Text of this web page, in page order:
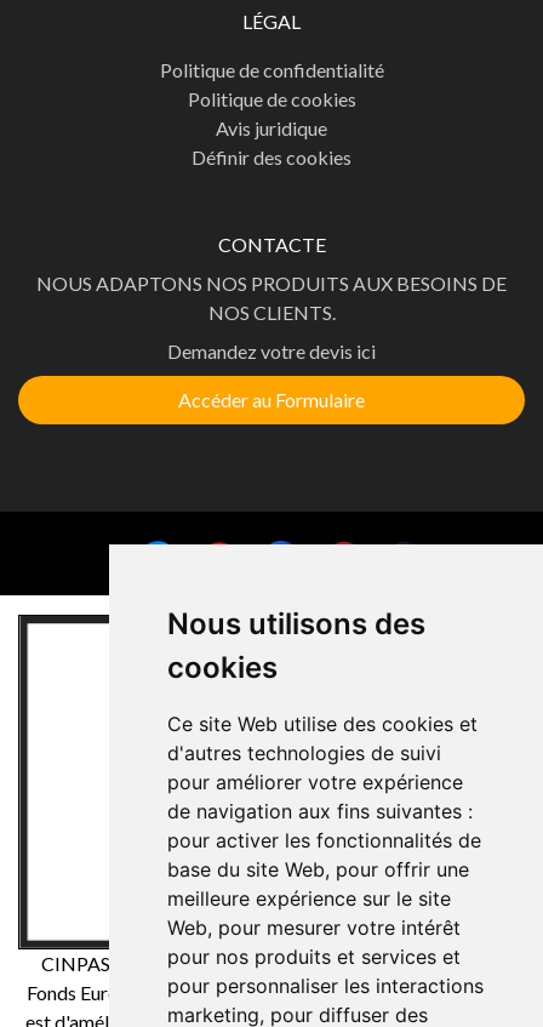
Nous utilisons des
cookies
Ce site Web utilise des cookies et
d'autres technologies de suivi
pour améliorer votre expérience
de navigation aux fins suivantes :
pour activer les fonctionnalités de
base du site Web, pour offrir une
meilleure expérience sur le site
Web, pour mesurer votre intérêt
pour nos produits et services et
pour personnaliser les interactions
marketing, pour diffuser des
LÉGAL
Politique de confidentialité
Politique de cookies
Avis juridique
Définir des cookies
CONTACTE
NOUS ADAPTONS NOS PRODUITS AUX BESOINS DE
NOS CLIENTS.
Demandez votre devis ici
Accéder au Formulaire
CINPASA Cintas y Pasamanería SA a été bénéficiaire du
Fonds Européen de Développement Régional dont l'objectif
est d'améliorer la compétitivité des PME et grâce auquel il a